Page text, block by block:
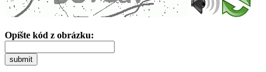
Opíšte kód z obrázku:
submit